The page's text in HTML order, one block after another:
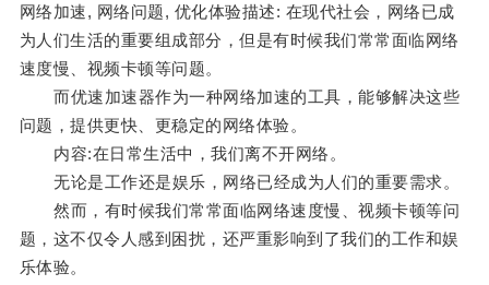
网络加速, 网络问题, 优化体验描述: 在现代社会，网络已成
为人们生活的重要组成部分，但是有时候我们常常面临网络
速度慢、视频卡顿等问题。
而优速加速器作为一种网络加速的工具，能够解决这些
问题，提供更快、更稳定的网络体验。
内容:在日常生活中，我们离不开网络。
无论是工作还是娱乐，网络已经成为人们的重要需求。
然而，有时候我们常常面临网络速度慢、视频卡顿等问
题，这不仅令人感到困扰，还严重影响到了我们的工作和娱
乐体验。